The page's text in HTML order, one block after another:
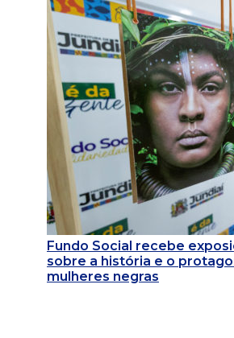
Fundo Social recebe
sobre a história e o
mulheres negras